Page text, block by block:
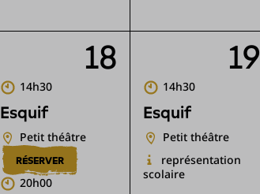
18
14h30
Esquif
Petit théâtre
RÉSERVER
20h00
19
14h30
Esquif
Petit théâtre
représentation
scolaire